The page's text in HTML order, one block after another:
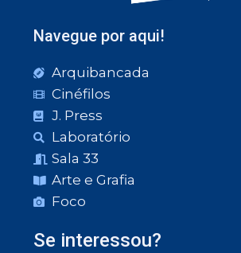
Navegue por aqui!
Arquibancada
Cinéfilos
J. Press
Laboratório
Sala 33
Arte e Grafia
Foco
Se interessou?